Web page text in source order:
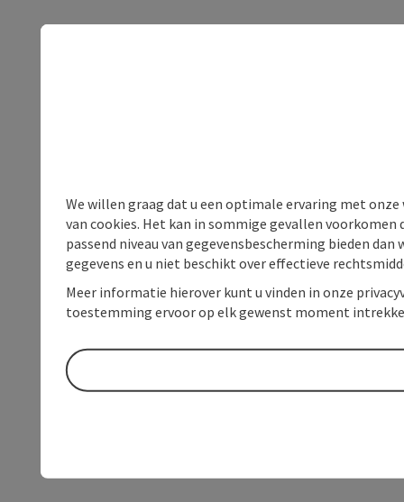
We willen graag dat u een optimale ervaring met
van cookies. Het kan in sommige gevallen voorkomen
passend niveau van gegevensbescherming bieden
gegevens en u niet beschikt over effectieve
Meer informatie hierover kunt u vinden in onze
toestemming ervoor op elk gewenst moment